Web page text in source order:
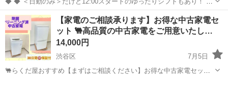
パターンのシフトがあるから ライフスタイルに合わせて働ける♪ 虎ノ
門ヒルズ駅直結だから 雨でも濡れずに通勤できますよ！ ＼未経験スタ
ートでも大歓迎...
東京 渋谷区 警備員
【家電のご相談承ります】お得な中古家電セ
ット 🐫高品質の中古家電をご用意いたし…
14,000円
渋谷区
7月5日
🐫らくだ屋おすすめ【まずはご相談ください】お得な中古家電セット